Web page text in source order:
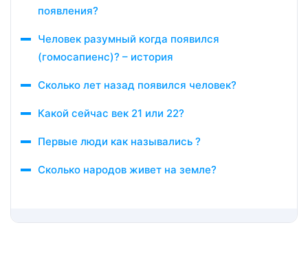
появления?
Человек разумный когда появился
(гомосапиенс)? – история
Сколько лет назад появился человек?
Какой сейчас век 21 или 22?
Первые люди как назывались ?
Сколько народов живет на земле?